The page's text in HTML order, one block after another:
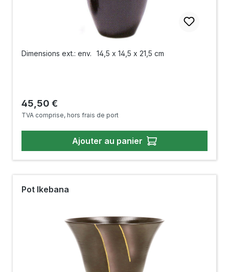
Dimensions ext.: env. 14,5 x 14,5 x 21,5 cm
Prix régulier :
45,50 €
TVA comprise, hors frais de port
Ajouter au panier
Pot Ikebana